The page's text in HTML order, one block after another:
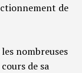
de
nombreuses
de sa